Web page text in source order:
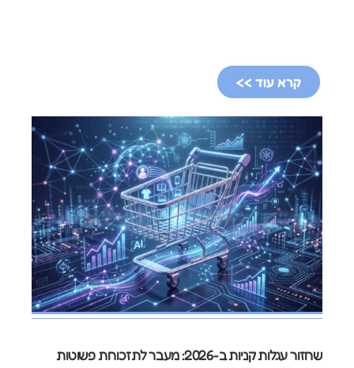
קרא עוד >>
שחזור עגלות קניות ב-2026: מעבר לתזכורות פשוטות